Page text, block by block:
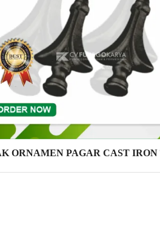
ORNAMEN PAGAR CAST IRON